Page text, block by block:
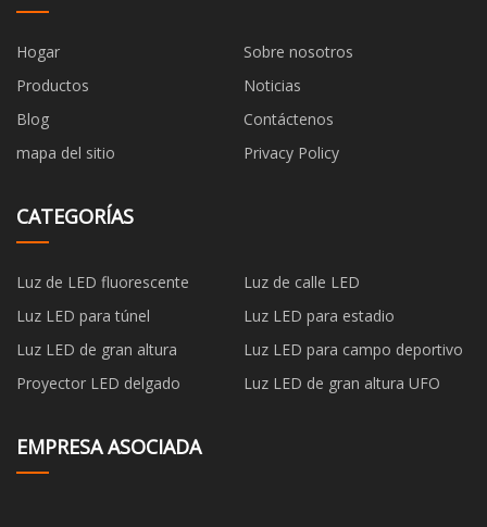
Hogar
Sobre nosotros
Productos
Noticias
Blog
Contáctenos
mapa del sitio
Privacy Policy
CATEGORÍAS
Luz de LED fluorescente
Luz de calle LED
Luz LED para túnel
Luz LED para estadio
Luz LED de gran altura
Luz LED para campo deportivo
Proyector LED delgado
Luz LED de gran altura UFO
EMPRESA ASOCIADA